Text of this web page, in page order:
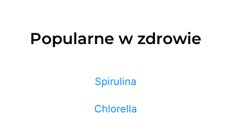
Popularne w zdrowie
Spirulina
Chlorella